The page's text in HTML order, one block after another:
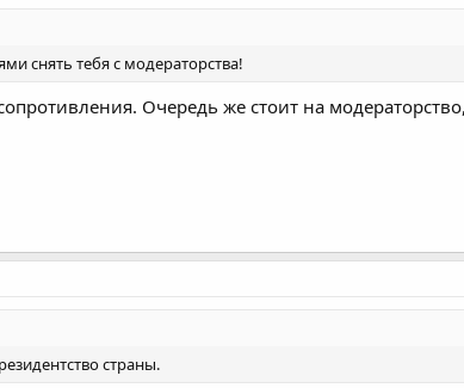
снять тебя с модераторства!
Очередь же стоит на
страны.